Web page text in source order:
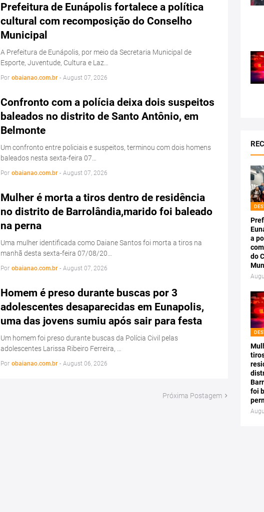
Prefeitura de Eunápolis fortalece a política
cultural com recomposição do Conselho
Municipal
A Prefeitura de Eunápolis, por meio da Secretaria Municipal de
Esporte, Juventude, Cultura e Laz…
Por obaianao.com.br - August 07, 2026
Confronto com a polícia deixa dois suspeitos
baleados no distrito de Santo Antônio, em
Belmonte
Um confronto entre policiais e suspeitos, terminou com dois homens
baleados nesta sexta-feira 07…
Por obaianao.com.br - August 07, 2026
Mulher é morta a tiros dentro de residência
no distrito de Barrolândia,marido foi baleado
na perna
Uma mulher identificada como Daiane Santos foi morta a tiros na
manhã desta sexta-feira 07/08/20…
Por obaianao.com.br - August 07, 2026
Homem é preso durante buscas por 3
adolescentes desaparecidas em Eunapolis,
uma das jovens sumiu após sair para festa
Um homem foi preso durante buscas da Polícia Civil pelas
adolescentes Larissa Ribeiro Ferreira, …
Por obaianao.com.br - August 06, 2026
Próxima Postagem
a
do
foi